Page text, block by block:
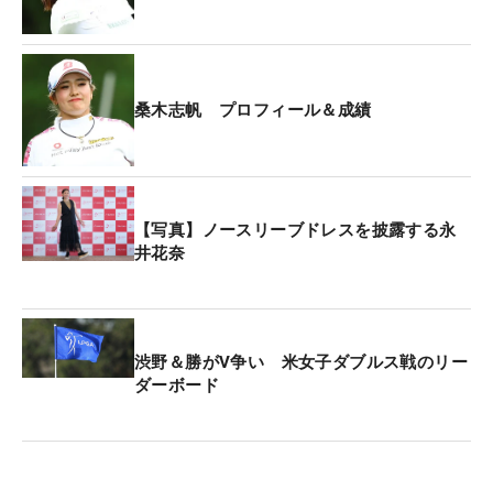
賞金総額は1億5000万円。優勝者には2700万円が贈
られる。
桑木志帆 プロフィール＆成績
【写真】ノースリーブドレスを披露する永
井花奈
渋野＆勝がV争い 米女子ダブルス戦のリー
ダーボード